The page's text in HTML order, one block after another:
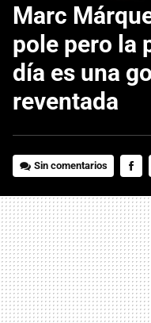
Marc
pole pero la
día es una
reventada
Sin comentarios